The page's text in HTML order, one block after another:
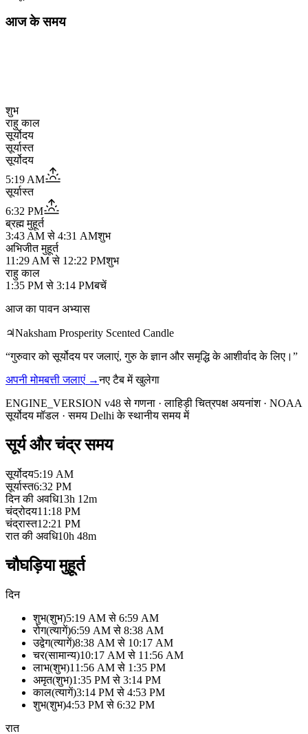
आज के समय
शुभ
राहु काल
सूर्योदय
सूर्यास्त
सूर्योदय
5:19 AM
सूर्यास्त
6:32 PM
ब्रह्म मुहूर्त
3:43 AM से 4:31 AMशुभ
अभिजीत मुहूर्त
11:29 AM से 12:22 PMशुभ
राहु काल
1:35 PM से 3:14 PMबचें
आज का पावन अभ्यास
♃Naksham Prosperity Scented Candle
“गुरुवार को सूर्योदय पर जलाएं, गुरु के ज्ञान और समृद्धि के आशीर्वाद के लिए। ”
अपनी मोमबत्ती जलाएं →नए टैब में खुलेगा
ENGINE_VERSION v48 से गणना ·लाहिड़ी चित्रपक्ष अयनांश· NOAA
सूर्योदय मॉडल ·समय Delhi के स्थानीय समय में
सूर्य और चंद्र समय
सूर्योदय5:19 AM
सूर्यास्त6:32 PM
दिन की अवधि13h 12m
चंद्रोदय11:18 PM
चंद्रास्त12:21 PM
रात की अवधि10h 48m
चौघड़िया मुहूर्त
दिन
शुभ(शुभ)5:19 AM से 6:59 AM
रोग(त्यागें)6:59 AM से 8:38 AM
उद्वेग(त्यागें)8:38 AM से 10:17 AM
चर(सामान्य)10:17 AM से 11:56 AM
लाभ(शुभ)11:56 AM से 1:35 PM
अमृत(शुभ)1:35 PM से 3:14 PM
काल(त्यागें)3:14 PM से 4:53 PM
शुभ(शुभ)4:53 PM से 6:32 PM
रात